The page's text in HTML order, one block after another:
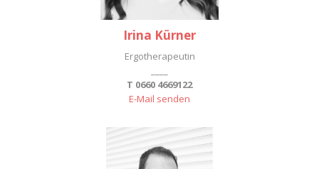
Irina Kürner
Ergotherapeutin
T 0660 4669122
E-Mail senden